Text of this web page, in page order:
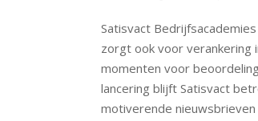
Satisvact
zorgt ook voor verankering
momenten voor
lancering blijft Satisvact
motiverende nieuwsbrieven